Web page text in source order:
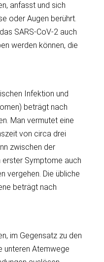
anfasst und sich
oder Augen berührt.
SARS-CoV-2 auch
werden können, die
Infektion und
beträgt nach
Man vermutet eine
von circa drei
zwischen der
Symptome auch
vergehen. Die übliche
beträgt nach
im Gegensatz zu den
unteren Atemwege